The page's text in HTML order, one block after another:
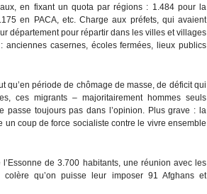
en fixant un quota par régions : 1.484 pour la
en PACA, etc. Charge aux préfets, qui avaient
département pour répartir dans les villes et villages
casernes, écoles fermées, lieux publics
qu’en période de chômage de masse, de déficit qui
ces migrants – majoritairement hommes seuls
toujours pas dans l’opinion. Plus grave : la
un coup de force socialiste contre le vivre ensemble
de 3.700 habitants, une réunion avec les
qu’on puisse leur imposer 91 Afghans et